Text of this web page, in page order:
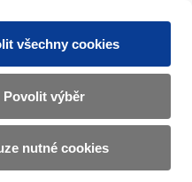
všechny cookies
Povolit výběr
nutné cookies
CZ EN
Základní
informace
o
Ministerstvu